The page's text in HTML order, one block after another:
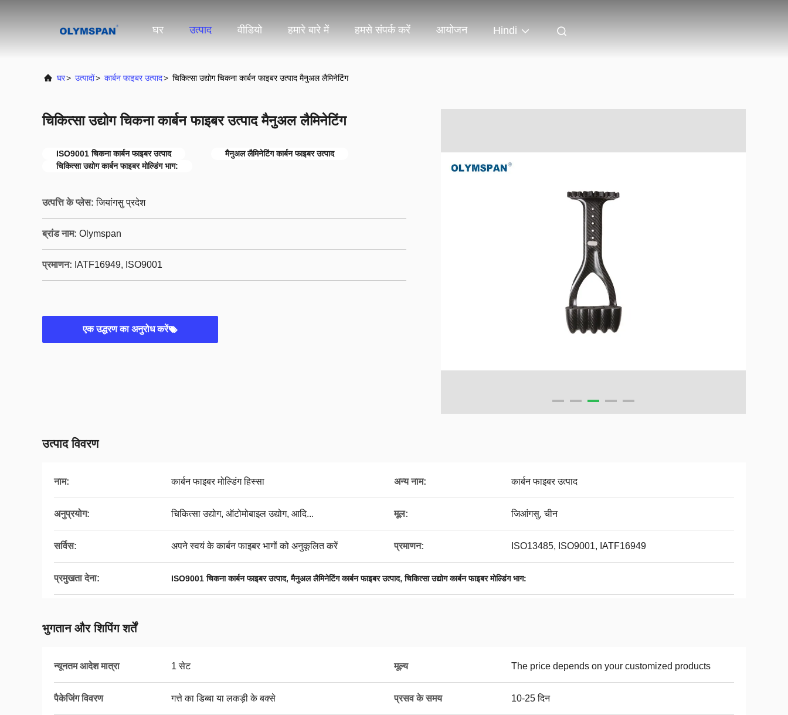
घर उत्पाद वीडियो हमारे बारे में हमसे संपर्क करें आयोजन Hindi
घर> उत्पादों> कार्बन फाइबर उत्पाद> चिकित्सा उद्योग चिकना कार्बन फाइबर उत्पाद मैनुअल लैमिनेटिंग
चिकित्सा उद्योग चिकना कार्बन फाइबर उत्पाद मैनुअल लैमिनेटिंग
ISO9001 चिकना कार्बन फाइबर उत्पाद
मैनुअल लैमिनेटिंग कार्बन फाइबर उत्पाद
चिकित्सा उद्योग कार्बन फाइबर मोल्डिंग भाग:
उत्पत्ति के प्लेस: जियांगसु प्रदेश
ब्रांड नाम: Olymspan
प्रमाणन: IATF16949, ISO9001
एक उद्धरण का अनुरोध करें
उत्पाद विवरण
नाम: कार्बन फाइबर मोल्डिंग हिस्सा अन्य नाम: कार्बन फाइबर उत्पाद
अनुप्रयोग: चिकित्सा उद्योग, ऑटोमोबाइल उद्योग, आदि... मूल: जिआंगसु, चीन
सर्विस: अपने स्वयं के कार्बन फाइबर भागों को अनुकूलित करें प्रमाणन: ISO13485, ISO9001, IATF16949
प्रमुखता देना: ISO9001 चिकना कार्बन फाइबर उत्पाद,मैनुअल लैमिनेटिंग कार्बन फाइबर उत्पाद,चिकित्सा उद्योग कार्बन फाइबर मोल्डिंग भाग:
भुगतान और शिपिंग शर्तें
न्यूनतम आदेश मात्रा 1 सेट मूल्य The price depends on your customized products
पैकेजिंग विवरण गत्ते का डिब्बा या लकड़ी के बक्से प्रसव के समय 10-25 दिन